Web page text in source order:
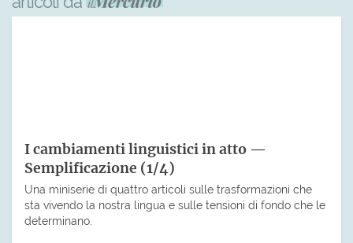
I cambiamenti linguistici in atto —
Semplificazione (1/4)
Una miniserie di quattro articoli sulle trasformazioni che
sta vivendo la nostra lingua e sulle tensioni di fondo che le
determinano.